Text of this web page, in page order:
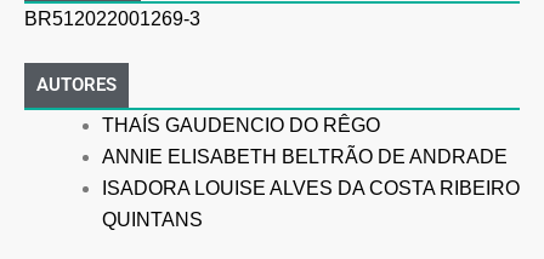
BR512022001269-3
AUTORES
THAÍS GAUDENCIO DO RÊGO
ANNIE ELISABETH BELTRÃO DE ANDRADE
ISADORA LOUISE ALVES DA COSTA RIBEIRO
QUINTANS